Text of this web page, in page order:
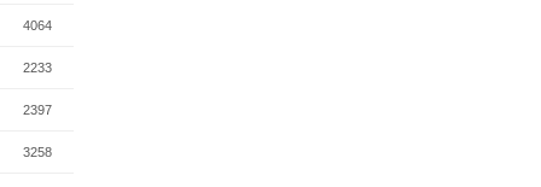
4064
2233
2397
3258